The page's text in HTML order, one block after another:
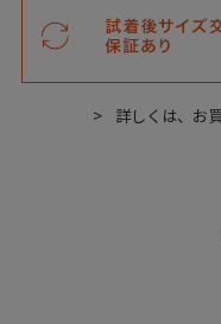
伝統的なプレーントゥ デ
シング
詳しくは、お